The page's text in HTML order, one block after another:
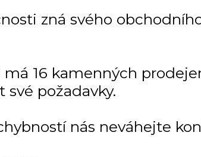
zná svého
16 kamenných
své požadavky.
nás neváhejte